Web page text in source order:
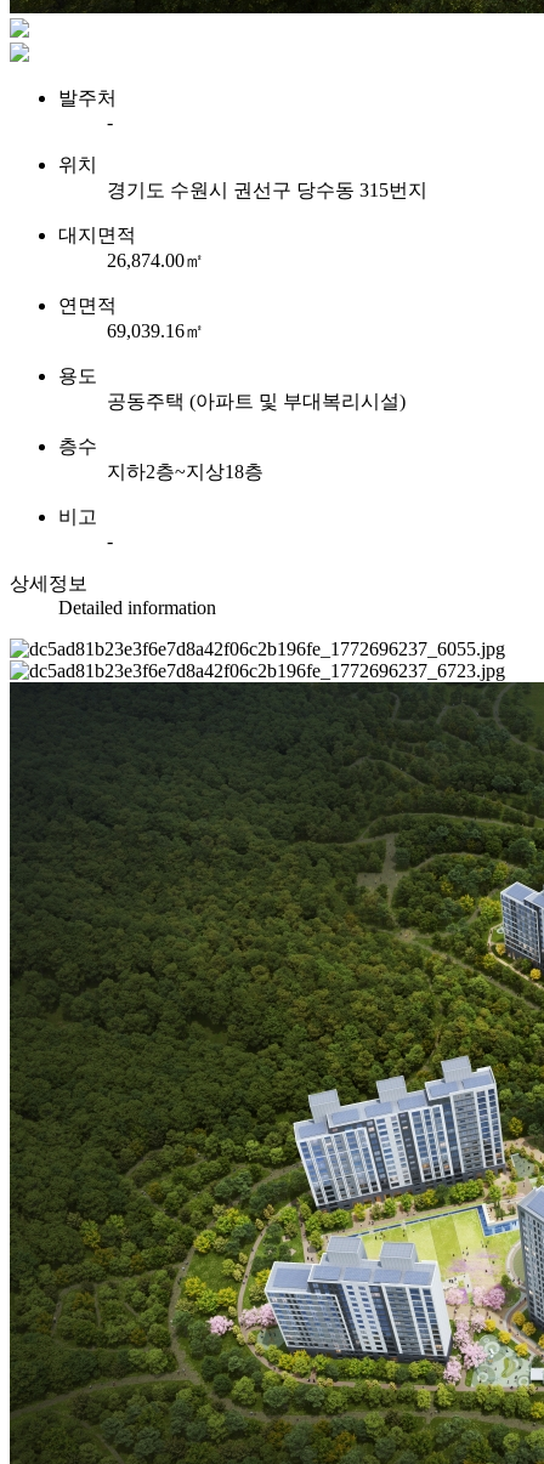
발주처
-
위치
경기도 수원시 권선구 당수동 315번지
대지면적
26,874.00㎡
연면적
69,039.16㎡
용도
공동주택 (아파트 및 부대복리시설)
층수
지하2층~지상18층
비고
-
상세정보
Detailed information